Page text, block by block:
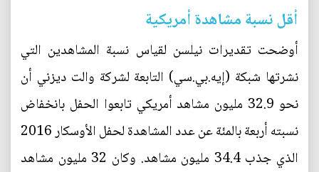
أقل نسبة مشاهدة أمريكية
أوضحت تقديرات نيلسن لقياس نسبة المشاهدين التي
نشرتها شبكة (إيه.بي.سي) التابعة لشركة والت ديزني أن
نحو 32.9 مليون مشاهد أمريكي تابعوا الحفل بانخفاض
نسبته أربعة بالمئة عن عدد المشاهدة لحفل الأوسكار 2016
الذي جذب 34.4 مليون مشاهد. وكان 32 مليون مشاهد